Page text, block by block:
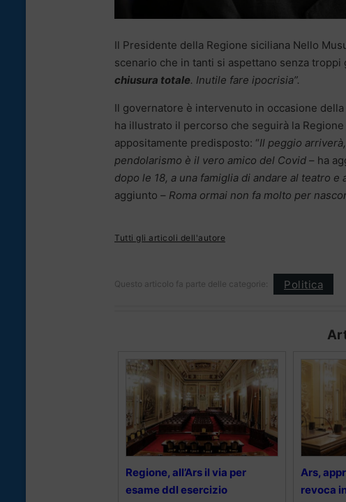
Il Presidente della Regione siciliana Nello
scenario che in tanti si aspettano senza troppi
chiusura totale. Inutile fare ipocrisia”.
Il governatore è intervenuto in occasione
ha illustrato il percorso che seguirà la
appositamente predisposto: “Il peggio
pendolarismo è il vero amico del Covid – ha
dopo le 18, a una famiglia di andare al teatro e
aggiunto – Roma ormai non fa molto per
Tutti gli articoli dell'autore
Questo articolo fa parte delle categorie: Politica
Regione, all’Ars il via per
esame ddl esercizio
Ars,
revoca